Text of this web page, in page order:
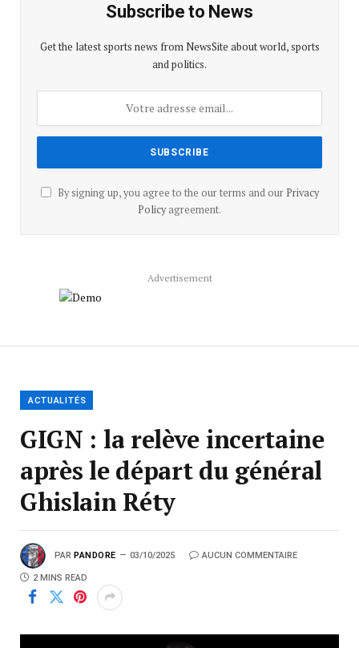
Subscribe to News
Get the latest sports news from NewsSite about world, sports
and politics.
By signing up, you agree to the our terms and our Privacy
Policyagreement.
Advertisement
ACTUALITÉS
GIGN : la relève incertaine
après le départ du général
Ghislain Réty
PAR PANDORE 03/10/2025 AUCUN COMMENTAIRE
2 MINS READ